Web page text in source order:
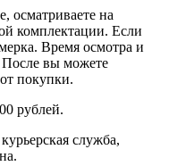
осматриваете на
комплектации. Если
Время осмотра и
вы можете
покупки.
рублей.
служба,